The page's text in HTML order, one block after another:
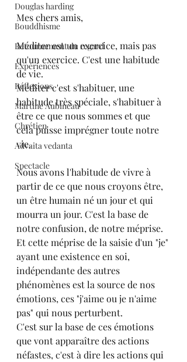
Douglas harding
Bouddhisme
Retournement du regard
Expériences
Réflexions
Martine Aubineau
Chrétien
Advaita vedanta
Spectacle
Mes chers amis,
Méditer est un exercice, mais pas
qu'un exercice. C'est une habitude
de vie.
Méditer c'est s'habituer, une
habitude très spéciale, s'habituer à
être ce que nous sommes et que
cela puisse imprégner toute notre
vie.
Nous avons l'habitude de vivre à
partir de ce que nous croyons être,
un être humain né un jour et qui
mourra un jour. C'est la base de
notre confusion, de notre méprise.
Et cette méprise de la saisie d'un "je"
ayant une existence en soi,
indépendante des autres
phénomènes est la source de nos
émotions, ces "j'aime ou je n'aime
pas" qui nous perturbent.
C'est sur la base de ces émotions
que vont apparaître des actions
néfastes, c'est à dire les actions qui